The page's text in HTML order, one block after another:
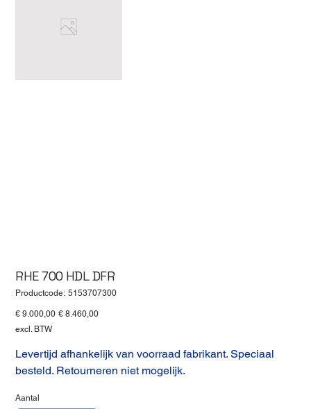
RHE 700 HDL DFR
Productcode: Productcode
5153707300
Originele
€ 9.000,00 Verkoopprijs
€ 8.460,00
excl. BTW
Levertijd afhankelijk van voorraad fabrikant. Speciaal
besteld. Retourneren niet mogelijk.
Aantal